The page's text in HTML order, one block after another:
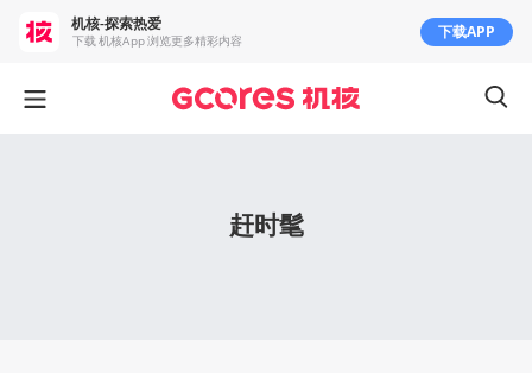
赶时髦
机核-探索热爱
下载 机核App 浏览更多精彩内容 下载APP